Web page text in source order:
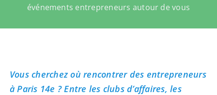
événements entrepreneurs autour de vous
Vous cherchez où rencontrer des entrepreneurs
à Paris 14e ? Entre les clubs d’affaires, les